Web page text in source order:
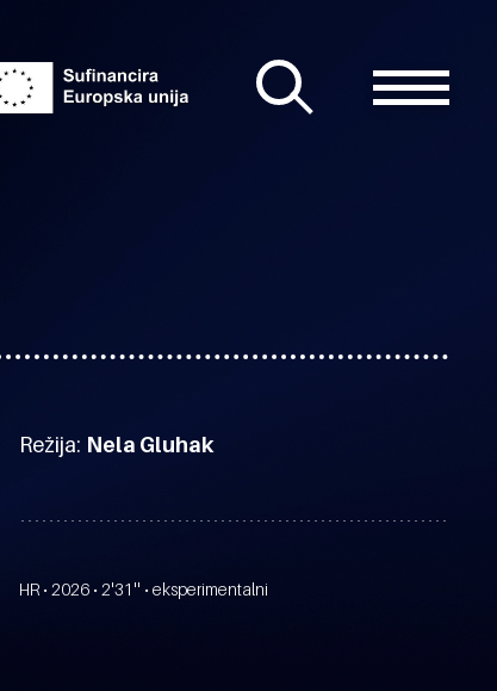
Režija: Nela Gluhak
HR • 2026 • 2'31'' • eksperimentalni